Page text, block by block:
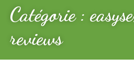
Catégorie :
reviews